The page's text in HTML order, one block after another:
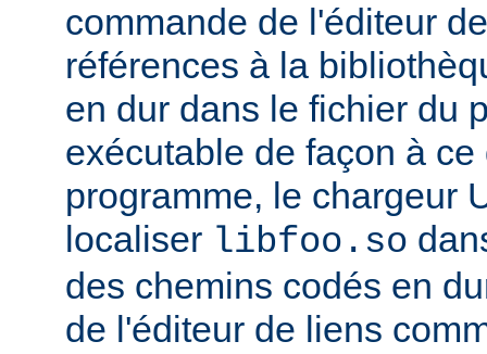
commande de l'éditeur
références à la
en dur dans le fichier du
exécutable de façon à
programme, le chargeur
localiser libfoo.so
des chemins codés en
de l'éditeur de liens